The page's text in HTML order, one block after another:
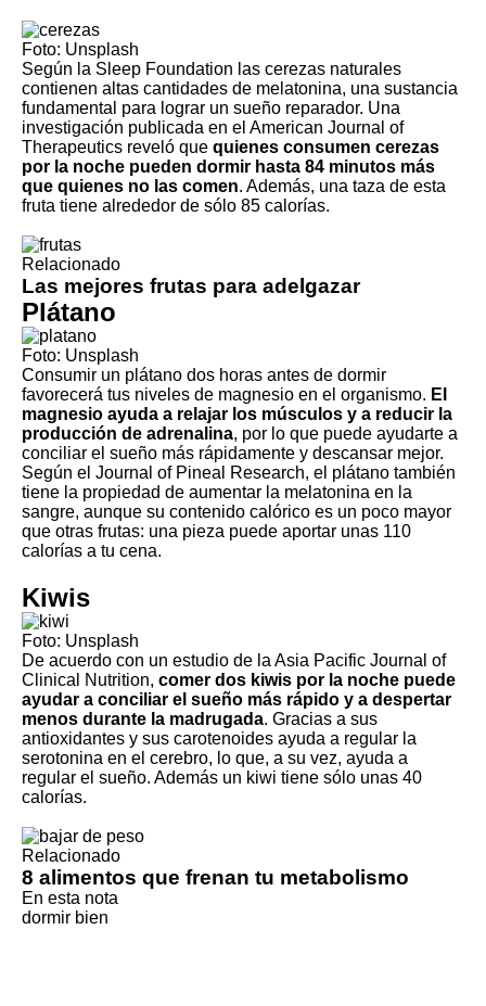
Foto: Unsplash
Según la Sleep Foundation las cerezas naturales
contienen altas cantidades de melatonina, una sustancia
fundamental para lograr un sueño reparador. Una
investigación publicada en el American Journal of
Therapeutics reveló que quienes consumen cerezas
por la noche pueden dormir hasta 84 minutos más
que quienes no las comen. Además, una taza de esta
fruta tiene alrededor de sólo 85 calorías.
Relacionado
Las mejores frutas para adelgazar
Plátano
Foto: Unsplash
Consumir un plátano dos horas antes de dormir
favorecerá tus niveles de magnesio en el organismo. El
magnesio ayuda a relajar los músculos y a reducir la
producción de adrenalina, por lo que puede ayudarte a
conciliar el sueño más rápidamente y descansar mejor.
Según el Journal of Pineal Research, el plátano también
tiene la propiedad de aumentar la melatonina en la
sangre, aunque su contenido calórico es un poco mayor
que otras frutas: una pieza puede aportar unas 110
calorías a tu cena.
Kiwis
Foto: Unsplash
De acuerdo con un estudio de la Asia Pacific Journal of
Clinical Nutrition, comer dos kiwis por la noche puede
ayudar a conciliar el sueño más rápido y a despertar
menos durante la madrugada. Gracias a sus
antioxidantes y sus carotenoides ayuda a regular la
serotonina en el cerebro, lo que, a su vez, ayuda a
regular el sueño. Además un kiwi tiene sólo unas 40
calorías.
Relacionado
8 alimentos que frenan tu metabolismo
En esta nota
dormir bien